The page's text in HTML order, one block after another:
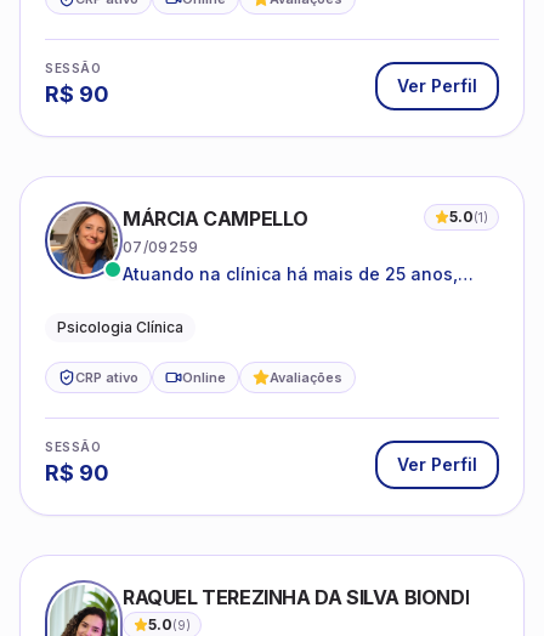
SESSÃO
R$ 90 Ver Perfil
MÁRCIA CAMPELLO 5.0(1)
07/09259
Atuando na clínica há mais de 25 anos,
estruturas, com experiência em
Psicologia Clínica
CRP ativo Online Avaliações
SESSÃO
R$ 90 Ver Perfil
RAQUEL TEREZINHA DA SILVA BIONDI
5.0(9)